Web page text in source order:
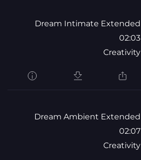
Dream Intimate Extended
02:03
Creativity
Dream Ambient Extended
02:07
Creativity